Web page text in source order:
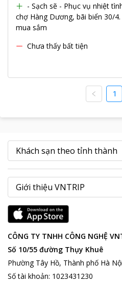
- Sạch sẽ - Phục vụ nhiệt
chợ Hàng Dương, bãi biển 30/
mua sắm
Chưa thấy bất tiện
1
CÔNG TY TNHH CÔNG NGHỆ
Số 10/55 đường Thụy Khuê
Phường Tây Hồ, Thành phố Hà
Số tài khoản: 1023431230